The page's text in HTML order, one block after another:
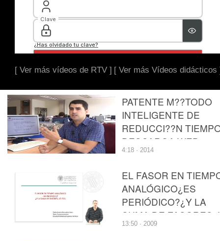
[ Ver más vídeos de RTV ] [ Ver más Vídeos didácticos
PATENTE M??TODO
INTELIGENTE DE
REDUCCI??N
DESCARGA WEB
4:18 · 2014
EL FASOR EN
ANALÓGICO¿ES
PERIÓDICO?¿Y LA
SUMA DE FASORES,
ES?
13:50 · 2009